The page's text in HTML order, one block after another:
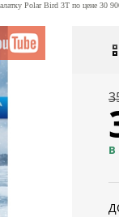
Polar Bird 3Т по цене 30